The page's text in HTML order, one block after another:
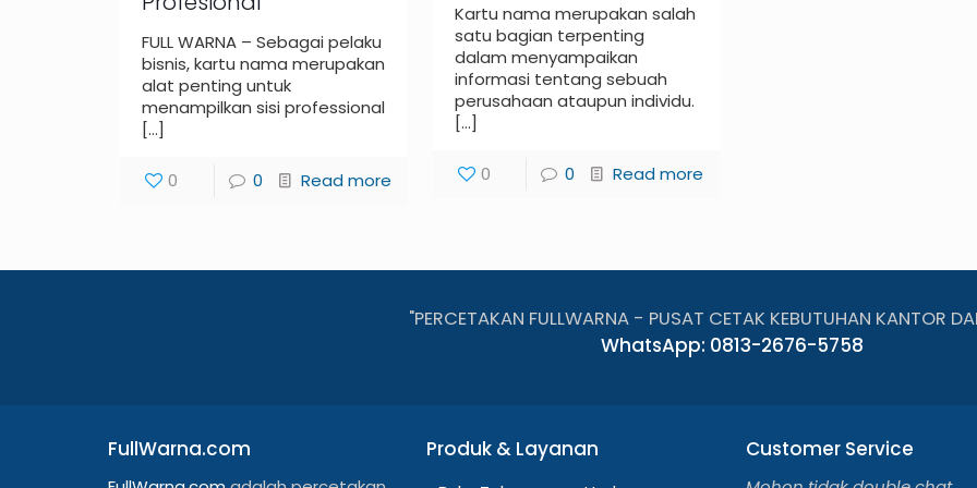
FULL WARNA – Sebagai pelaku
bisnis, kartu nama merupakan
alat penting untuk
menampilkan sisi professional
[…]
0 0 Read more
Kartu nama merupakan salah
satu bagian terpenting
dalam menyampaikan
informasi tentang sebuah
perusahaan ataupun individu.
[…]
0 0 Read more
"PERCETAKAN FULLWARNA - PUSAT CETAK KEBUTUHAN KANTOR
WhatsApp: 0813-2676-5758
FullWarna.com Produk & Layanan Customer Service